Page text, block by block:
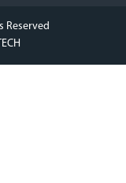
Reserved